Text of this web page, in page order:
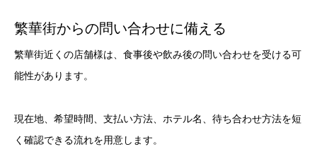
繁華街からの問い合わせに備える
繁華街近くの店舗様は、食事後や飲み後の問い合わせを受ける可
能性があります。
現在地、希望時間、支払い方法、ホテル名、待ち合わせ方法を短
く確認できる流れを用意します。